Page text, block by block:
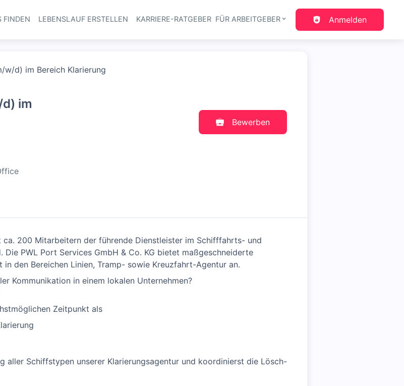
Haupt-Navigation
FINDEN LEBENSLAUF ERSTELLEN KARRIERE-RATGEBER FÜR ARBEITGEBER Anmelden
d) im Bereich Klarierung
im
Bewerben
200 Mitarbeitern der führende Dienstleister im Schifffahrts- und
PWL Port Services GmbH & Co. KG bietet maßgeschneiderte
den Bereichen Linien, Tramp- sowie Kreuzfahrt-Agentur an.
Kommunikation in einem lokalen Unternehmen?
Zeitpunkt als
aller Schiffstypen unserer Klarierungsagentur und koordinierst die Lösch-